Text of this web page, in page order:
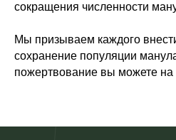
сокращения численности
Мы призываем каждого
сохранение популяции
пожертвование вы можете на